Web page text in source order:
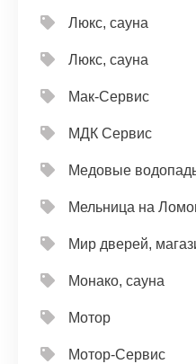
Люкс, сауна
Люкс, сауна
Мак-Сервис
МДК Сервис
Медовые
Мельница на
Мир дверей,
Монако, сауна
Мотор
Мотор-Сервис